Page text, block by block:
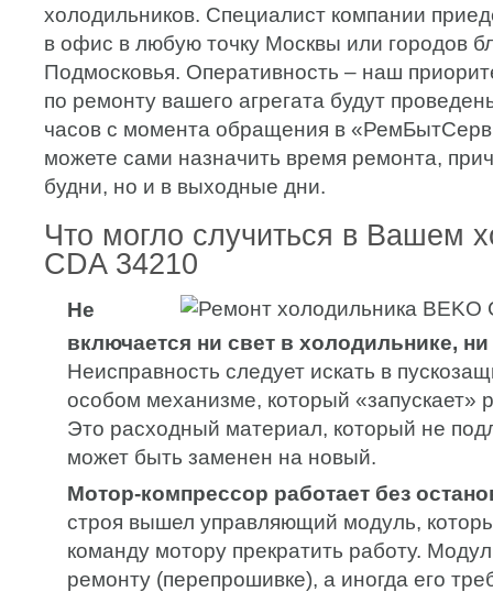
холодильников. Специалист компании
в офис в любую точку Москвы или городов
Подмосковья. Оперативность – наш
по ремонту вашего агрегата будут
часов с момента обращения в
можете сами назначить время ремонта,
будни, но и в выходные дни.
Что могло случиться в Вашем
CDA 34210
Не
включается ни свет в холодильнике,
Неисправность следует искать в
особом механизме, который «запускает»
Это расходный материал, который не
может быть заменен на новый.
Мотор-компрессор работает без
строя вышел управляющий модуль,
команду мотору прекратить работу.
ремонту (перепрошивке), а иногда его